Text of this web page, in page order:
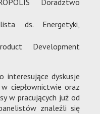
Doradztwo
ds. Energetyki,
Development
interesujące dyskusje
ciepłownictwie oraz
w pracujących już od
znaleźli się